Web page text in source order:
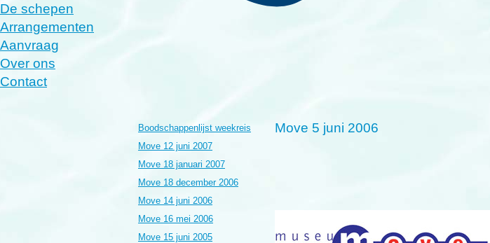
De schepen
Arrangementen
Aanvraag
Over ons
Contact
Boodschappenlijst weekreis
Move 12 juni 2007
Move 18 januari 2007
Move 18 december 2006
Move 14 juni 2006
Move 16 mei 2006
Move 15 juni 2005
Move 5 juni 2006